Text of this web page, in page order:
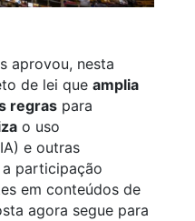
aprovou, nesta
de lei que amplia
regras para
o uso
e outras
participação
em conteúdos de
agora segue para